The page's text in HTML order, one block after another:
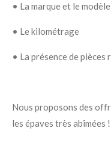
• La marque et le modèle
• Le kilométrage
• La présence de pièces
Nous proposons des
les épaves très abîmées !